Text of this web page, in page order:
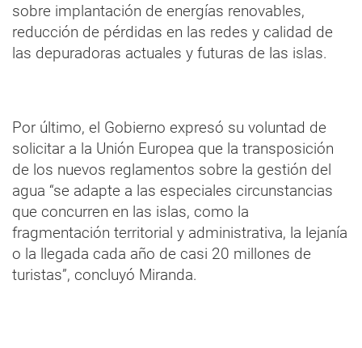
sobre implantación de energías renovables,
reducción de pérdidas en las redes y calidad de
las depuradoras actuales y futuras de las islas.
Por último, el Gobierno expresó su voluntad de
solicitar a la Unión Europea que la transposición
de los nuevos reglamentos sobre la gestión del
agua “se adapte a las especiales circunstancias
que concurren en las islas, como la
fragmentación territorial y administrativa, la lejanía
o la llegada cada año de casi 20 millones de
turistas”, concluyó Miranda.